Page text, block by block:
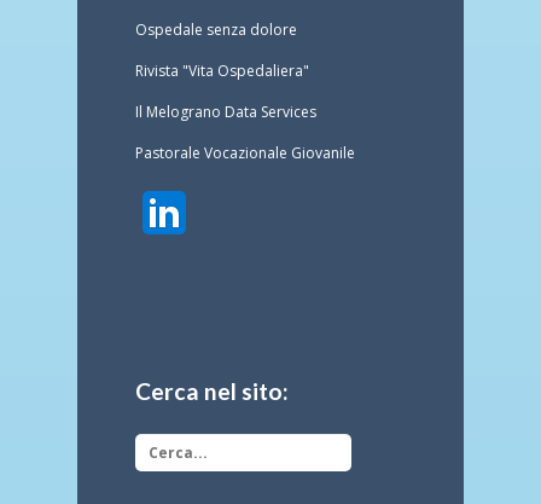
Ospedale senza dolore
Rivista "Vita Ospedaliera"
Il Melograno Data Services
Pastorale Vocazionale Giovanile
Cerca nel sito: